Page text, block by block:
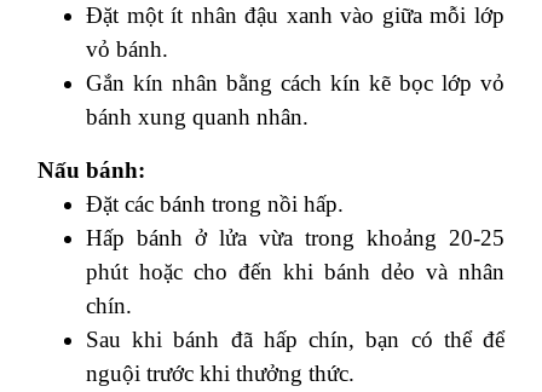
Đặt một ít nhân đậu xanh vào giữa mỗi lớp
vỏ bánh.
Gắn kín nhân bằng cách kín kẽ bọc lớp vỏ
bánh xung quanh nhân.
Nấu bánh:
Đặt các bánh trong nồi hấp.
Hấp bánh ở lửa vừa trong khoảng 20-25
phút hoặc cho đến khi bánh dẻo và nhân
chín.
Sau khi bánh đã hấp chín, bạn có thể để
nguội trước khi thưởng thức.